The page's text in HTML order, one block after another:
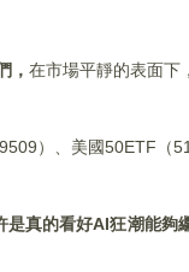
， 在市場平靜的表面下
）、美國50ETF（
是真的看好AI狂潮能夠